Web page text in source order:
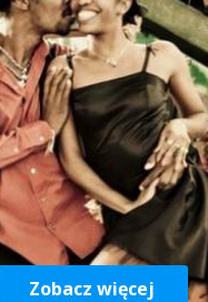
Zobacz więcej